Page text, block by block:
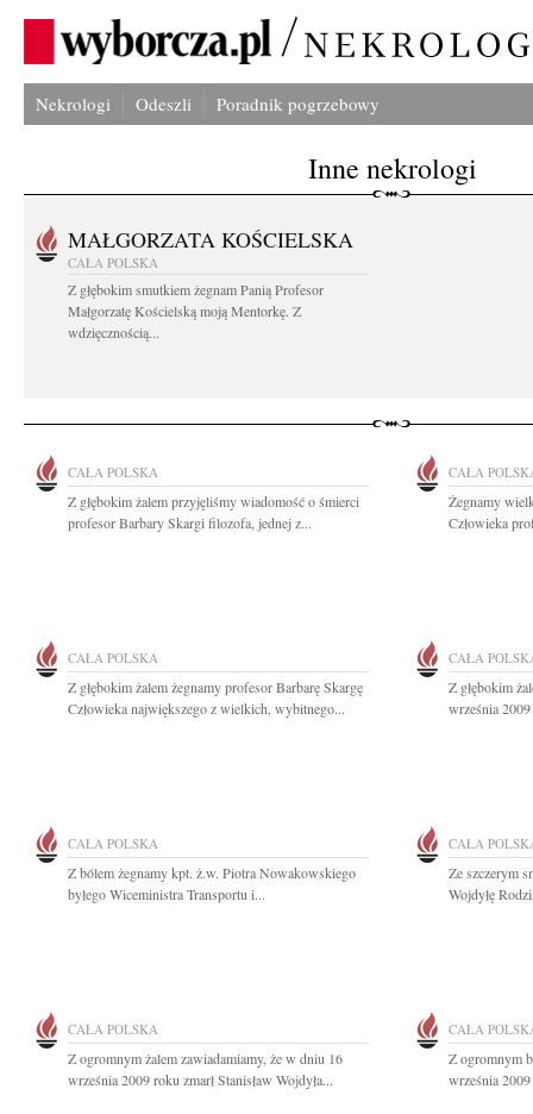
Nekrologi Odeszli Poradnik pogrzebowy
Inne nekrologi
MAŁGORZATA KOŚCIELSKA
CAŁA POLSKA
Z głębokim smutkiem żegnam Panią Profesor
Małgorzatę Kościelską moją Mentorkę. Z
wdzięcznością...
CAŁA POLSKA
Z głębokim żalem przyjęliśmy wiadomość o śmierci
profesor Barbary Skargi filozofa, jednej z...
CAŁA
Żegnamy
Człowieka
CAŁA POLSKA
Z głębokim żalem żegnamy profesor Barbarę Skargę
Człowieka największego z wielkich, wybitnego...
CAŁA
Z głębokim
września
CAŁA POLSKA
Z bólem żegnamy kpt. ż.w. Piotra Nowakowskiego
byłego Wiceministra Transportu i...
CAŁA
Ze szczerym
Wojdyłę
CAŁA POLSKA
Z ogromnym żalem zawiadamiamy, że w dniu 16
września 2009 roku zmarł Stanisław Wojdyła...
CAŁA
Z ogromnym
września